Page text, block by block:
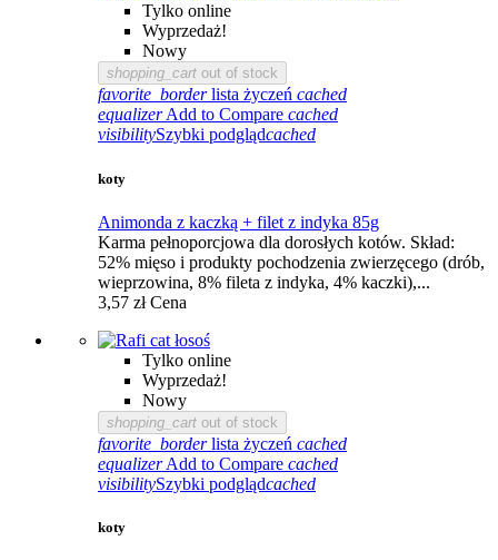
Tylko online
Wyprzedaż!
Nowy
shopping_cart out of stock
favorite_border lista życzeń cached
equalizer Add to Compare cached
visibilitySzybki podglądcached
koty
Animonda z kaczką + filet z indyka 85g
Karma pełnoporcjowa dla dorosłych kotów. Skład:
52% mięso i produkty pochodzenia zwierzęcego (drób,
wieprzowina, 8% fileta z indyka, 4% kaczki),...
3,57 zł Cena
Tylko online
Wyprzedaż!
Nowy
shopping_cart out of stock
favorite_border lista życzeń cached
equalizer Add to Compare cached
visibilitySzybki podglądcached
koty